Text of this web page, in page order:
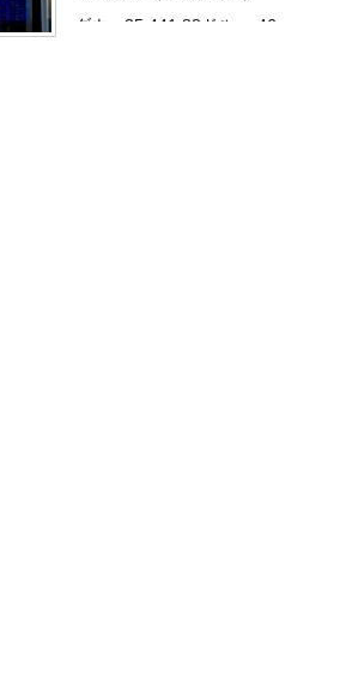
ダウ：35,441.88ドル -46 …………